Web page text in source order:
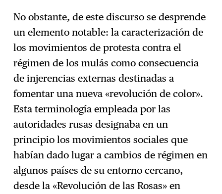
No obstante, de este discurso se desprende
un elemento notable: la caracterización de
los movimientos de protesta contra el
régimen de los mulás como consecuencia
de injerencias externas destinadas a
fomentar una nueva «revolución de color».
Esta terminología empleada por las
autoridades rusas designaba en un
principio los movimientos sociales que
habían dado lugar a cambios de régimen en
algunos países de su entorno cercano,
desde la «Revolución de las Rosas» en